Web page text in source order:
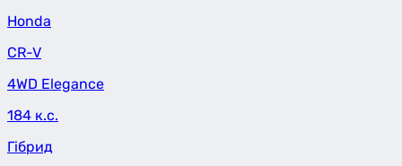
Honda
CR-V
4WD Elegance
184 к.с.
Гібрид